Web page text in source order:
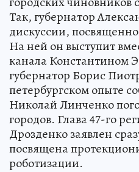
Так, губернатор
дискуссии,
На ней он выступит
канала Константином
губернатор Борис
петербургском опыте
Николай Линченко
городов. Глава 47-го
Дрозденко заявлен
посвящена
роботизации.